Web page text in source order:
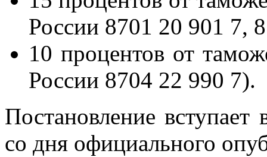
России 8701 20 901 7,
10 процентов от
России 8704 22 990 7).
Постановление
со дня официального